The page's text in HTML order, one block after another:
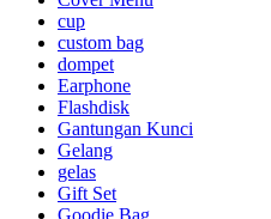
cup
custom bag
dompet
Earphone
Flashdisk
Gantungan Kunci
Gelang
gelas
Gift Set
Goodie Bag